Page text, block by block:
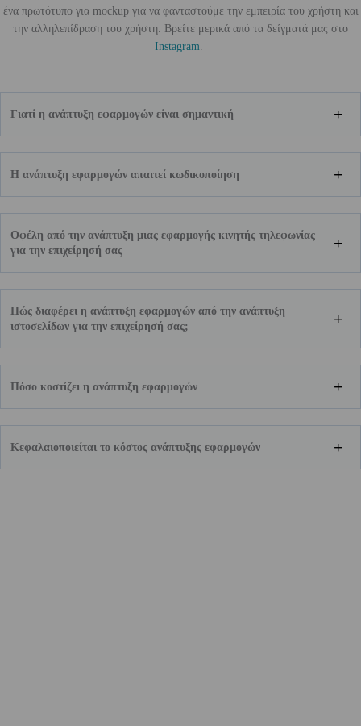
ένα πρωτότυπο για mockup για να φανταστούμε την εμπειρία του χρήστη και
την αλληλεπίδραση του χρήστη. Βρείτε μερικά από τα δείγματά μας στο
Instagram
Γιατί η ανάπτυξη εφαρμογών είναι σημαντική
Η ανάπτυξη εφαρμογών απαιτεί κωδικοποίηση
Οφέλη από την ανάπτυξη μιας εφαρμογής κινητής τηλεφωνίας
για την επιχείρησή σας
Πώς διαφέρει η ανάπτυξη εφαρμογών από την ανάπτυξη
ιστοσελίδων για την επιχείρησή σας;
Πόσο κοστίζει η ανάπτυξη εφαρμογών
Κεφαλαιοποιείται το κόστος ανάπτυξης εφαρμογών